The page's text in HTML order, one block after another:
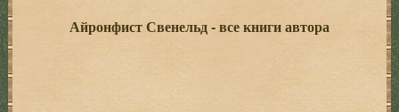
Айронфист Свенельд - все книги автора